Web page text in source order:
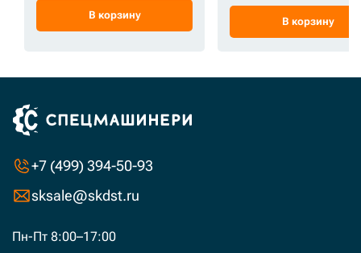
В корзину
В корзину
+7 (499) 394-50-93
sksale@skdst.ru
Пн-Пт 8:00–17:00